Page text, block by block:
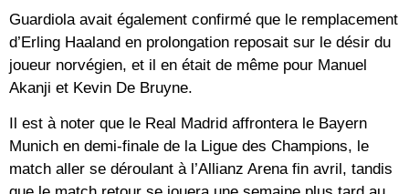
Guardiola avait également confirmé que le remplacement
d’Erling Haaland en prolongation reposait sur le désir du
joueur norvégien, et il en était de même pour Manuel
Akanji et Kevin De Bruyne.
Il est à noter que le Real Madrid affrontera le Bayern
Munich en demi-finale de la Ligue des Champions, le
match aller se déroulant à l’Allianz Arena fin avril, tandis